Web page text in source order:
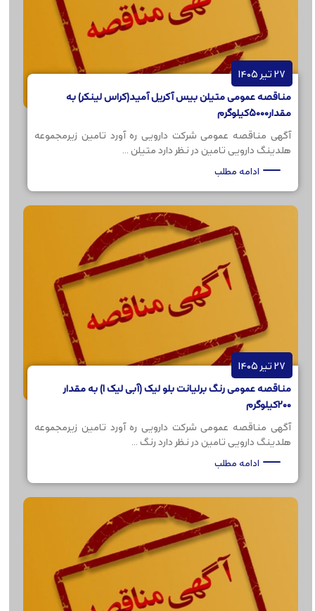
27 تیر 1405
مناقصه عمومی متیلن بیس آکریل آمید(کراس لینکر) به
مقدار5000کیلوگرم
آگهی مناقصه عمومی شرکت دارویی ره آورد تامین زیرمجموعه
هلدینگ دارویی تامین در نظر دارد متیلن ...
ادامه مطلب
27 تیر 1405
مناقصه عمومی رنگ برلیانت بلو لیک (آبی لیک 1) به مقدار
200کیلوگرم
آگهی مناقصه عمومی شرکت دارویی ره آورد تامین زیرمجموعه
هلدینگ دارویی تامین در نظر دارد رنگ ...
ادامه مطلب